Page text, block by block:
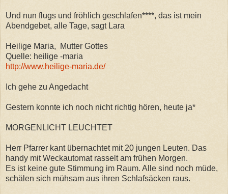
Und nun flugs und fröhlich geschlafen****, das ist mein
Abendgebet, alle Tage, sagt Lara
Heilige Maria, Mutter Gottes
Quelle: heilige -maria
http://www.heilige-maria.de/
Ich gehe zu Angedacht
Gestern konnte ich noch nicht richtig hören, heute ja*
MORGENLICHT LEUCHTET
Herr Pfarrer kant übernachtet mit 20 jungen Leuten. Das
handy mit Weckautomat rasselt am frühen Morgen.
Es ist keine gute Stimmung im Raum. Alle sind noch müde,
schälen sich mühsam aus ihren Schlafsäcken raus.